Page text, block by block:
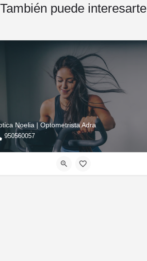
También puede interesarte
Noelia | Optometrista Adra
950560057